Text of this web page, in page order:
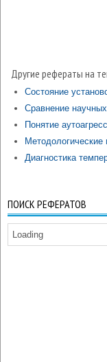
Другие рефераты на
Состояние
Сравнение
Понятие
Методологические
Диагностика
ПОИСК РЕФЕРАТОВ
Loading